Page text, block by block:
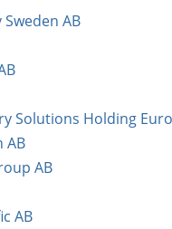
AB
Solutions Holding
AB
AB
AB